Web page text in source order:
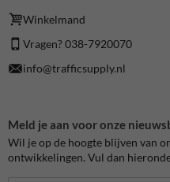
Winkelmand
Vragen? 038-7920070
info@trafficsupply.nl
Meld je aan voor onze
Wil je op de hoogte blijven van
ontwikkelingen. Vul dan